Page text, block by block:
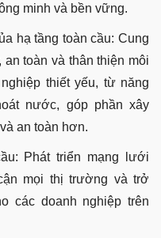
minh và bền vững.
hạ tầng toàn cầu: Cung
toàn và thân thiện môi
thiết yếu, từ năng
nước, góp phần xây
an toàn hơn.
Phát triển mạng lưới
mọi thị trường và trở
các doanh nghiệp trên